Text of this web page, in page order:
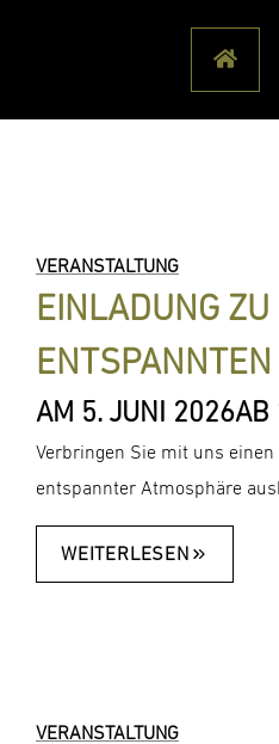
VERANSTALTUNG
EINLADUNG ZU
AM 5. JUNI 2026AB
Verbringen Sie mit uns
entspannter Atmosphäre
WEITERLESEN
VERANSTALTUNG